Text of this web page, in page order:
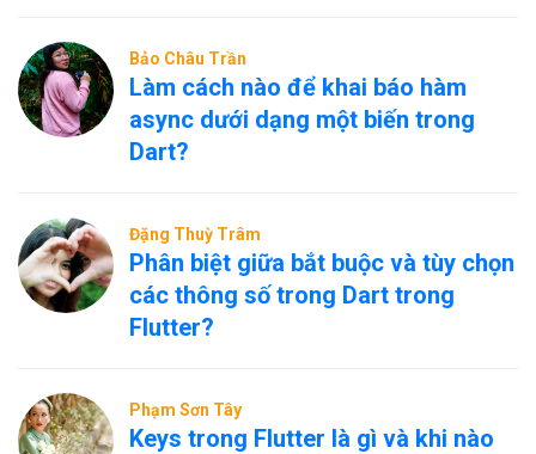
Bảo Châu Trần
Làm cách nào để khai báo hàm
async dưới dạng một biến trong
Dart?
Đặng Thuỳ Trâm
Phân biệt giữa bắt buộc và tùy chọn
các thông số trong Dart trong
Flutter?
Phạm Sơn Tây
Keys trong Flutter là gì và khi nào